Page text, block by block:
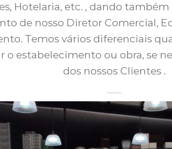
Hotelaria, etc. , dando
de nosso Diretor Comercial,
Temos vários diferenciais
estabelecimento ou obra, se
dos nossos Clientes .